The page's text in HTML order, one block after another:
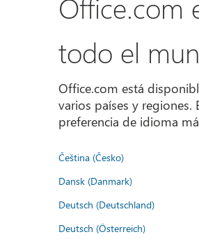
todo el
Office.com está
varios países y regiones.
preferencia de idioma
Čeština (Česko)
Dansk (Danmark)
Deutsch (Deutschland)
Deutsch (Österreich)